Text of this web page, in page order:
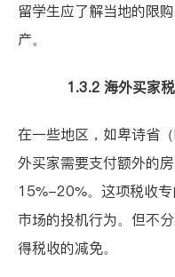
留学生应了解当地的限
产。
1.3.2 海外买家
在一些地区，如卑诗省
外买家需要支付额外的
15%-20%。这项税收
市场的投机行为。但不
得税收的减免。